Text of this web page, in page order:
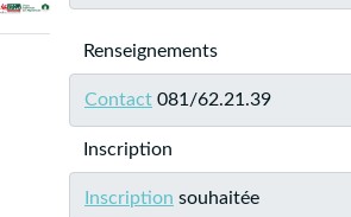
Renseignements
Contact 081/62.21.39
Inscription
Inscription souhaitée